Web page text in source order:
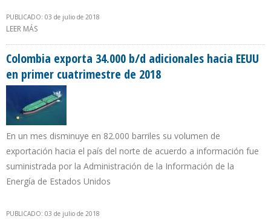
PUBLICADO: 03 de julio de 2018
LEER MÁS
Colombia exporta 34.000 b/d adicionales hacia EEUU
en primer cuatrimestre de 2018
En un mes disminuye en 82.000 barriles su volumen de
exportación hacia el país del norte de acuerdo a información fue
suministrada por la Administración de la Información de la
Energía de Estados Unidos
PUBLICADO: 03 de julio de 2018